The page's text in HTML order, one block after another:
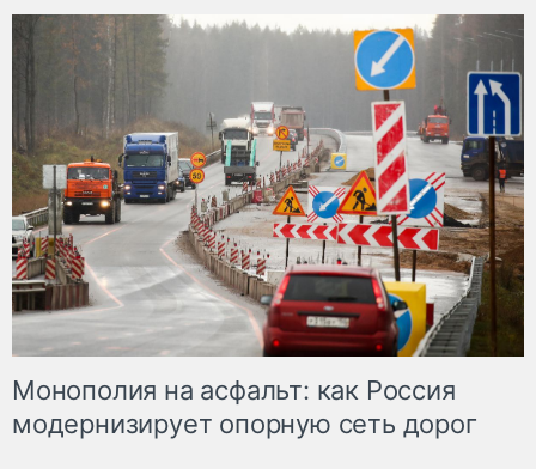
Монополия на асфальт: как Россия
модернизирует опорную сеть дорог